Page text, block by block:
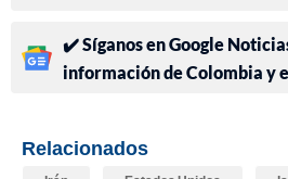
✔️ Síganos en Google
información de Colombia y
Relacionados